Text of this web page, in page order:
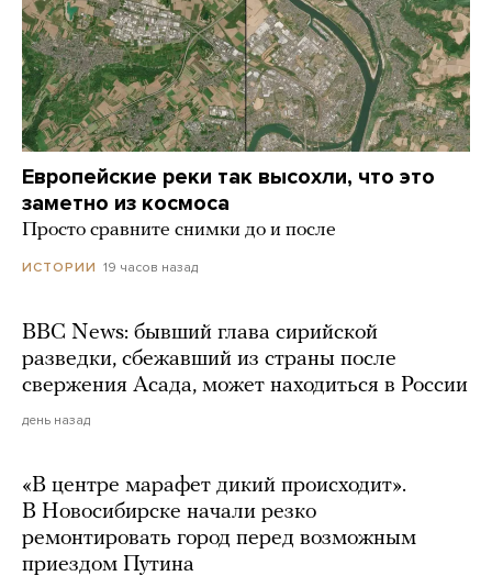
Европейские реки так высохли, что это
заметно из космоса
Просто сравните снимки до и после
ИСТОРИИ 19 часов назад
BBC News: бывший глава сирийской
разведки, сбежавший из страны после
свержения Асада, может находиться в России
день назад
«В центре марафет дикий происходит».
В Новосибирске начали резко
ремонтировать город перед возможным
приездом Путина